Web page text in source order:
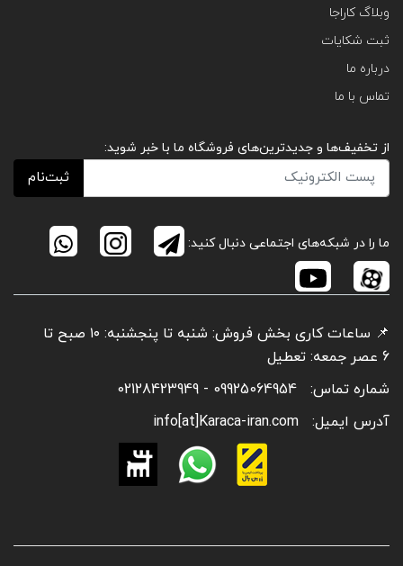
وبلاگ کاراجا
ثبت شکایات
درباره ما
تماس با ما
از تخفیف‌ها و جدیدترین‌های فروشگاه ما با خبر شوید:
ثبت‌نام
ما را در شبکه‌های اجتماعی دنبال کنید:
📌 ساعات کاری بخش فروش: شنبه تا پنجشنبه: ۱۰ صبح تا
6 عصر جمعه: تعطیل
شماره تماس:
09925064954 - 02128423949
آدرس ایمیل:
info[at]Karaca-iran.com